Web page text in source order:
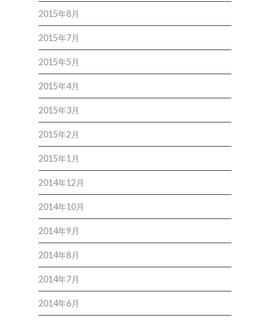
2015年8月
2015年7月
2015年5月
2015年4月
2015年3月
2015年2月
2015年1月
2014年12月
2014年10月
2014年9月
2014年8月
2014年7月
2014年6月